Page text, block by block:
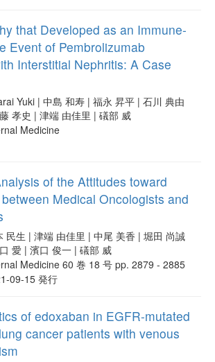
that Developed as an Immune-
Event of Pembrolizumab
Interstitial Nephritis: A Case
Yuki | 中島 和寿 | 福永 昇平 | 石川 典由
孝史 | 津端 由佳里 | 礒部 威
Medicine
of the Attitudes toward
Medical Oncologists and
民生 | 津端 由佳里 | 中尾 美香 | 堀田 尚誠
愛 | 濱口 俊一 | 礒部 威
Medicine 60 巻 18 号 pp. 2879 - 2885
09-15 発行
of edoxaban in EGFR-mutated
cancer patients with venous